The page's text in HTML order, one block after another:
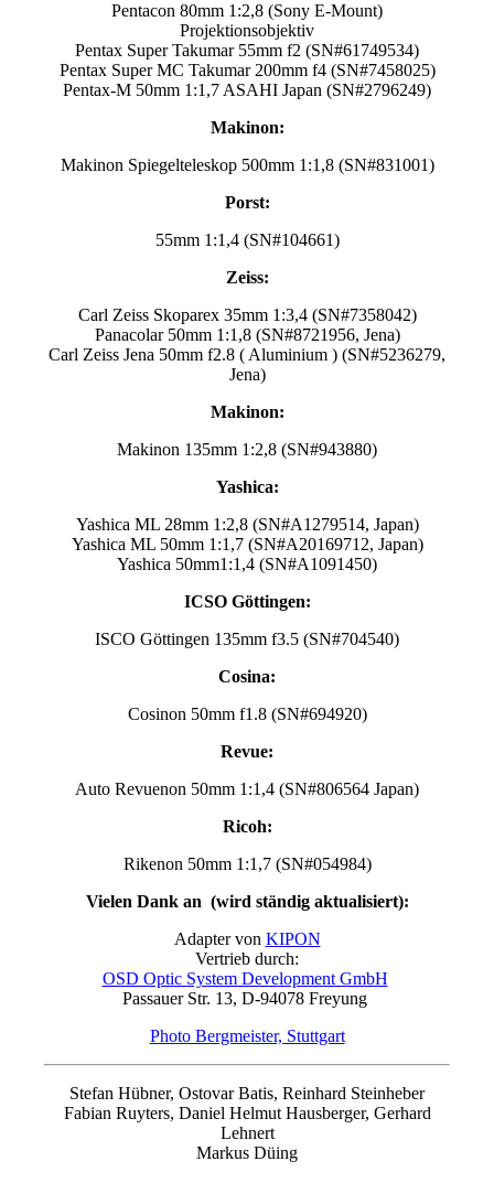
Pentacon 80mm 1:2,8 (Sony E-Mount)
Projektionsobjektiv
Pentax Super Takumar 55mm f2 (SN#61749534)
Pentax Super MC Takumar 200mm f4 (SN#7458025)
Pentax-M 50mm 1:1,7 ASAHI Japan (SN#2796249)
Makinon:
Makinon Spiegelteleskop 500mm 1:1,8 (SN#831001)
Porst:
55mm 1:1,4 (SN#104661)
Zeiss:
Carl Zeiss Skoparex 35mm 1:3,4 (SN#7358042)
Panacolar 50mm 1:1,8 (SN#8721956, Jena)
Carl Zeiss Jena 50mm f2.8 ( Aluminium ) (SN#5236279,
Jena)
Makinon:
Makinon 135mm 1:2,8 (SN#943880)
Yashica:
Yashica ML 28mm 1:2,8 (SN#A1279514, Japan)
Yashica ML 50mm 1:1,7 (SN#A20169712, Japan)
Yashica 50mm1:1,4 (SN#A1091450)
ICSO Göttingen:
ISCO Göttingen 135mm f3.5 (SN#704540)
Cosina:
Cosinon 50mm f1.8 (SN#694920)
Revue:
Auto Revuenon 50mm 1:1,4 (SN#806564 Japan)
Ricoh:
Rikenon 50mm 1:1,7 (SN#054984)
Vielen Dank an (wird ständig aktualisiert):
Adapter von KIPON
Vertrieb durch:
OSD Optic System Development GmbH
Passauer Str. 13, D-94078 Freyung
Photo Bergmeister, Stuttgart
Stefan Hübner, Ostovar Batis, Reinhard Steinheber
Fabian Ruyters, Daniel Helmut Hausberger, Gerhard
Lehnert
Markus Düing